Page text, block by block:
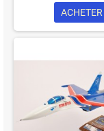
ACHETER